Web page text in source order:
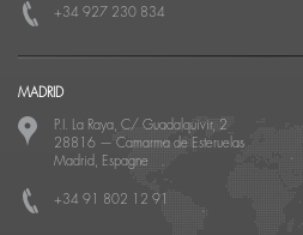
+34 927 230 834
MADRID
P.I. La Raya, C/ Guadalquivir, 2
28816 — Camarma de Esteruelas
Madrid, Espagne
+34 91 802 12 91